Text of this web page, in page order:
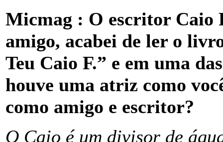
Micmag : O escritor Caio
amigo, acabei de ler o
Teu Caio F.” e em uma
houve uma atriz como
como amigo e escritor?
O Caio é um divisor de